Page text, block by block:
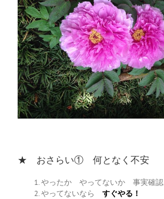
★ おさらい① 何となく不安
やったか やってないか 事実確認
やってないなら
すぐやる！